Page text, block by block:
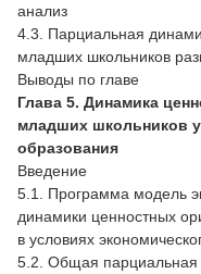
анализ
4.3. Парциальная
младших школьников
Выводы по главе
Глава 5. Динамика
младших школьников
образования
Введение
5.1. Программа модель
динамики ценностных
в условиях
5.2. Общая парциальная